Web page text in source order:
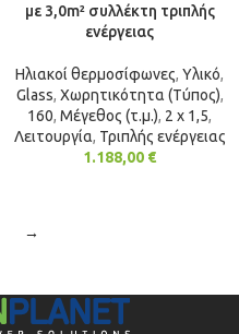
με 3,0m² συλλέκτη τριπλής
ενέργειας
Ηλιακοί θερμοσίφωνες, Υλικό,
Glass, Χωρητικότητα (Τύπος),
160, Μέγεθος (τ.μ.), 2 x 1,5,
Λειτουργία, Τριπλής ενέργειας
1.188,00 €
→